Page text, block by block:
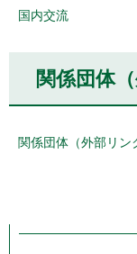
国内交流
関係団体
関係団体（外部リン